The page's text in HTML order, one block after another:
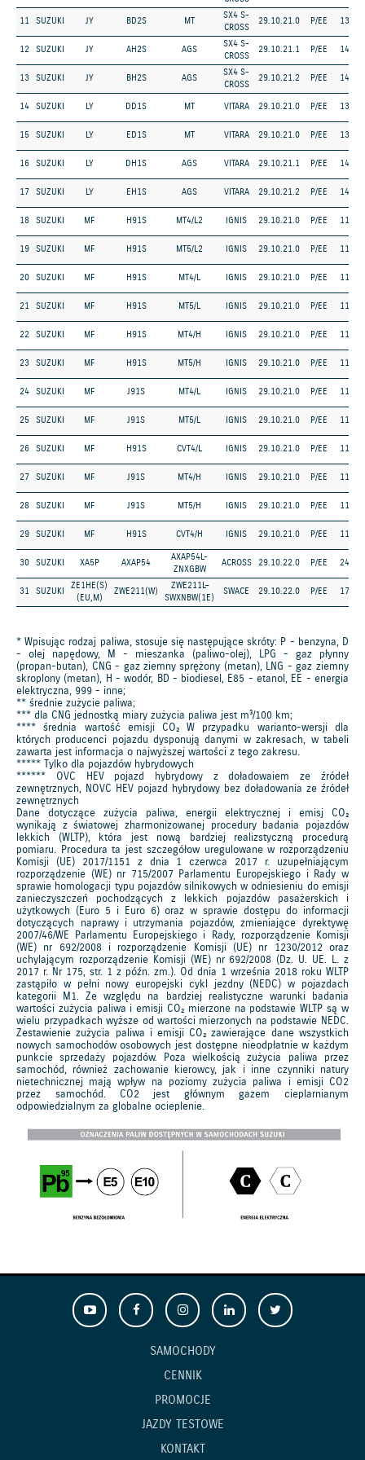
11 SUZUKI JY BD2S MT
SX4 S-
CROSS
29.10.21.0 P/EE 1373
12 SUZUKI JY AH2S AGS
SX4 S-
CROSS
29.10.21.1 P/EE 1462
13 SUZUKI JY BH2S AGS
SX4 S-
CROSS
29.10.21.2 P/EE 1462
14 SUZUKI LY DD1S MT VITARA 29.10.21.0 P/EE 1373
15 SUZUKI LY ED1S MT VITARA 29.10.21.0 P/EE 1373
16 SUZUKI LY DH1S AGS VITARA 29.10.21.1 P/EE 1462
17 SUZUKI LY EH1S AGS VITARA 29.10.21.2 P/EE 1462
18 SUZUKI MF H91S MT4/L2 IGNIS 29.10.21.0 P/EE 1197
19 SUZUKI MF H91S MT5/L2 IGNIS 29.10.21.0 P/EE 1197
20 SUZUKI MF H91S MT4/L IGNIS 29.10.21.0 P/EE 1197
21 SUZUKI MF H91S MT5/L IGNIS 29.10.21.0 P/EE 1197
22 SUZUKI MF H91S MT4/H IGNIS 29.10.21.0 P/EE 1197
23 SUZUKI MF H91S MT5/H IGNIS 29.10.21.0 P/EE 1197
24 SUZUKI MF J91S MT4/L IGNIS 29.10.21.0 P/EE 1197
25 SUZUKI MF J91S MT5/L IGNIS 29.10.21.0 P/EE 1197
26 SUZUKI MF H91S CVT4/L IGNIS 29.10.21.0 P/EE 1197
27 SUZUKI MF J91S MT4/H IGNIS 29.10.21.0 P/EE 1197
28 SUZUKI MF J91S MT5/H IGNIS 29.10.21.0 P/EE 1197
29 SUZUKI MF H91S CVT4/H IGNIS 29.10.21.0 P/EE 1197
30 SUZUKI XA5P AXAP54
AXAP54L-
ZNXGBW
ACROSS 29.10.22.0 P/EE 2487
31 SUZUKI
ZE1HE(S)
(EU,M)
ZWE211(W)
ZWE211L–
SWXNBW(1E)
SWACE 29.10.22.0 P/EE 1798
* Wpisując rodzaj paliwa, stosuje się następujące skróty: P - benzyna, D
- olej napędowy, M - mieszanka (paliwo-olej), LPG - gaz płynny
(propan-butan), CNG - gaz ziemny sprężony (metan), LNG - gaz ziemny
skroplony (metan), H - wodór, BD - biodiesel, E85 - etanol, EE - energia
elektryczna, 999 - inne;
** średnie zużycie paliwa;
*** dla CNG jednostką miary zużycia paliwa jest m³/100 km;
**** średnia wartość emisji CO₂ W przypadku warianto-wersji dla
których producenci pojazdu dysponują danymi w zakresach, w tabeli
zawarta jest informacja o najwyższej wartości z tego zakresu.
***** Tylko dla pojazdów hybrydowych
****** OVC HEV pojazd hybrydowy z doładowaiem ze źródeł
zewnętrznych, NOVC HEV pojazd hybrydowy bez doładowania ze źródeł
zewnętrznych
Dane dotyczące zużycia paliwa, energii elektrycznej i emisj CO₂
wynikają z światowej zharmonizowanej procedury badania pojazdów
lekkich (WLTP), która jest nową bardziej realizstyczną procedurą
pomiaru. Procedura ta jest szczegółow uregulowane w rozporządzeniu
Komisji (UE) 2017/1151 z dnia 1 czerwca 2017 r. uzupełniającym
rozporządzenie (WE) nr 715/2007 Parlamentu Europejskiego i Rady w
sprawie homologacji typu pojazdów silnikowych w odniesieniu do emisji
zanieczyszczeń pochodzących z lekkich pojazdów pasażerskich i
użytkowych (Euro 5 i Euro 6) oraz w sprawie dostępu do informacji
dotyczących naprawy i utrzymania pojazdów, zmieniające dyrektywę
2007/46/WE Parlamentu Europejskiego i Rady, rozporządzenie Komisji
(WE) nr 692/2008 i rozporządzenie Komisji (UE) nr 1230/2012 oraz
uchylającym rozporządzenie Komisji (WE) nr 692/2008 (Dz. U. UE. L. z
2017 r. Nr 175, str. 1 z późn. zm.). Od dnia 1 września 2018 roku WLTP
zastąpiło w pełni nowy europejski cykl jezdny (NEDC) w pojazdach
kategorii M1. Ze względu na bardziej realistyczne warunki badania
wartości zużycia paliwa i emisji CO₂ mierzone na podstawie WLTP są w
wielu przypadkach wyższe od wartości mierzonych na podstawie NEDC.
Zestawienie zużycia paliwa i emisji CO₂ zawierające dane wszystkich
nowych samochodów osobowych jest dostępne nieodpłatnie w każdym
punkcie sprzedaży pojazdów. Poza wielkością zużycia paliwa przez
samochód, również zachowanie kierowcy, jak i inne czynniki natury
nietechnicznej mają wpływ na poziomy zużycia paliwa i emisji CO2
przez samochód. CO2 jest głównym gazem cieplarnianym
odpowiedzialnym za globalne ocieplenie.
SAMOCHODY
CENNIK
PROMOCJE
JAZDY TESTOWE
KONTAKT